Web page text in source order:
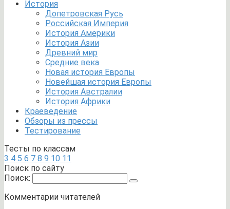
История
Допетровская Русь
Российская Империя
История Америки
История Азии
Древний мир
Средние века
Новая история Европы
Новейшая история Европы
История Австралии
История Африки
Краеведение
Обзоры из прессы
Тестирование
Тесты по классам
3 4 5 6 7 8 9 10 11
Поиск по сайту
Поиск:
Комментарии читателей